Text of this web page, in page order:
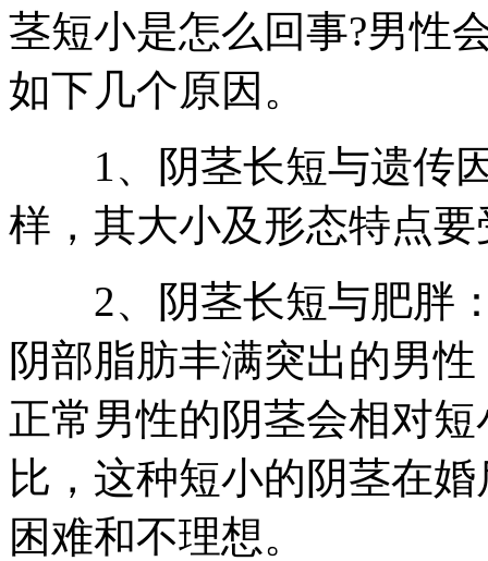
茎短小是怎么回事?男性
如下几个原因。
1、阴茎长短与遗传因
样，其大小及形态特点
2、阴茎长短与肥胖：
阴部脂肪丰满突出的男
正常男性的阴茎会相对
比，这种短小的阴茎在
困难和不理想。